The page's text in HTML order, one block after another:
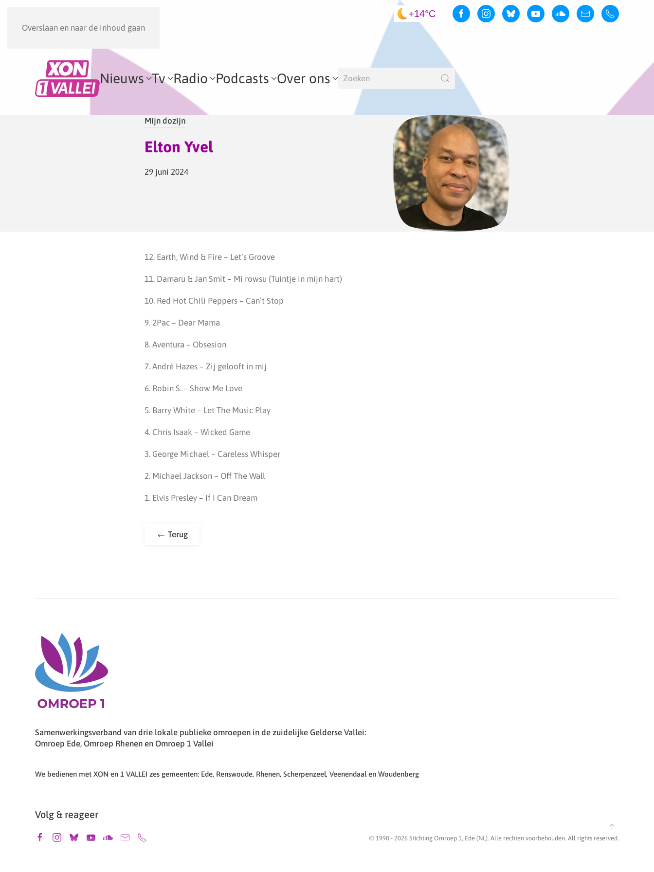
Overslaan en naar de inhoud gaan
+14°C
Nieuws Tv Radio Podcasts Over ons
Mijn dozijn
Elton Yvel
29 juni 2024
12. Earth, Wind & Fire – Let’s Groove
11. Damaru & Jan Smit – Mi rowsu (Tuintje in mijn hart)
10. Red Hot Chili Peppers – Can’t Stop
9. 2Pac – Dear Mama
8. Aventura – Obsesion
7. André Hazes – Zij gelooft in mij
6. Robin S. – Show Me Love
5. Barry White – Let The Music Play
4. Chris Isaak – Wicked Game
3. George Michael – Careless Whisper
2. Michael Jackson – Off The Wall
1. Elvis Presley – If I Can Dream
Terug
Samenwerkingsverband van drie lokale publieke omroepen in de zuidelijke Gelderse Vallei:
Omroep Ede, Omroep Rhenen en Omroep 1 Vallei
We bedienen met XON en 1 VALLEI zes gemeenten: Ede, Renswoude, Rhenen, Scherpenzeel, Veenendaal en Woudenberg
Volg & reageer
© 1990 - 2026 Stichting Omroep 1, Ede (NL). Alle rechten voorbehouden. All rights reserved.